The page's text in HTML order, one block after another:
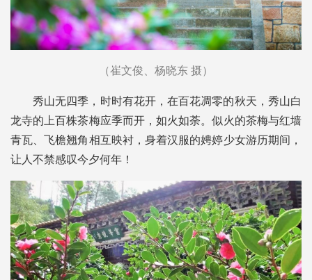
（崔文俊、杨晓东 摄）
秀山无四季，时时有花开，在百花凋零的秋天，秀山白
龙寺的上百株茶梅应季而开，如火如荼。似火的茶梅与红墙
青瓦、飞檐翘角相互映衬，身着汉服的娉婷少女游历期间，
让人不禁感叹今夕何年！